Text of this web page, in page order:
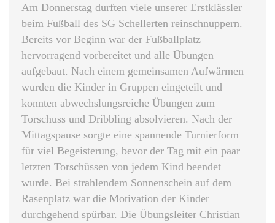
Am Donnerstag durften viele unserer Erstklässler
beim Fußball des SG Schellerten reinschnuppern.
Bereits vor Beginn war der Fußballplatz
hervorragend vorbereitet und alle Übungen
aufgebaut. Nach einem gemeinsamen Aufwärmen
wurden die Kinder in Gruppen eingeteilt und
konnten abwechslungsreiche Übungen zum
Torschuss und Dribbling absolvieren. Nach der
Mittagspause sorgte eine spannende Turnierform
für viel Begeisterung, bevor der Tag mit ein paar
letzten Torschüssen von jedem Kind beendet
wurde. Bei strahlendem Sonnenschein auf dem
Rasenplatz war die Motivation der Kinder
durchgehend spürbar. Die Übungsleiter Christian